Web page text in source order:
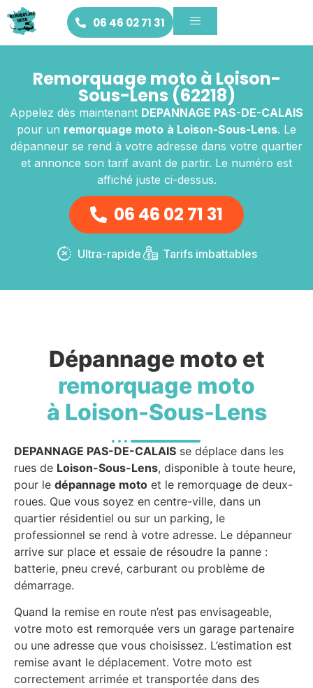
06 46 02 71 31
Remorquage moto à Loison-
Sous-Lens (62218)
Appelez dès maintenant DEPANNAGE PAS-DE-CALAIS
pour un remorquage moto à Loison-Sous-Lens. Le
dépanneur se rend à votre adresse dans votre quartier
et annonce son tarif avant de partir. Le numéro est
affiché juste ci-dessus.
06 46 02 71 31
Ultra-rapide Tarifs imbattables
Dépannage moto et
remorquage moto
à Loison-Sous-Lens
DEPANNAGE PAS-DE-CALAIS se déplace dans les
rues de Loison-Sous-Lens, disponible à toute heure,
pour le dépannage moto et le remorquage de deux-
roues. Que vous soyez en centre-ville, dans un
quartier résidentiel ou sur un parking, le
professionnel se rend à votre adresse. Le dépanneur
arrive sur place et essaie de résoudre la panne :
batterie, pneu crevé, carburant ou problème de
démarrage.
Quand la remise en route n’est pas envisageable,
votre moto est remorquée vers un garage partenaire
ou une adresse que vous choisissez. L’estimation est
remise avant le déplacement. Votre moto est
correctement arrimée et transportée dans des